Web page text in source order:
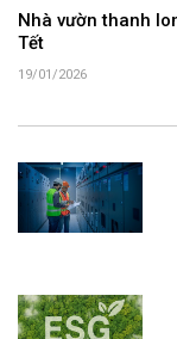
Nhà vườn thanh
Tết
19/01/2026